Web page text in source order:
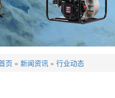
页 » 新闻资讯 » 行业动态